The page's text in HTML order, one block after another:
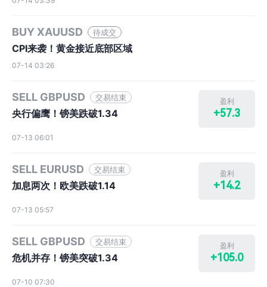
BUY XAUUSD 待成交
CPI来袭！黄金接近底部区域
07-14 03:26
SELL GBPUSD 交易结束
央行偏鹰！镑美跌破1.34
盈利
+57.3
07-13 06:01
SELL EURUSD 交易结束
加息两次！欧美跌破1.14
盈利
+14.2
07-13 05:57
SELL GBPUSD 交易结束
危机并存！镑美突破1.34
盈利
+105.0
07-10 07:30